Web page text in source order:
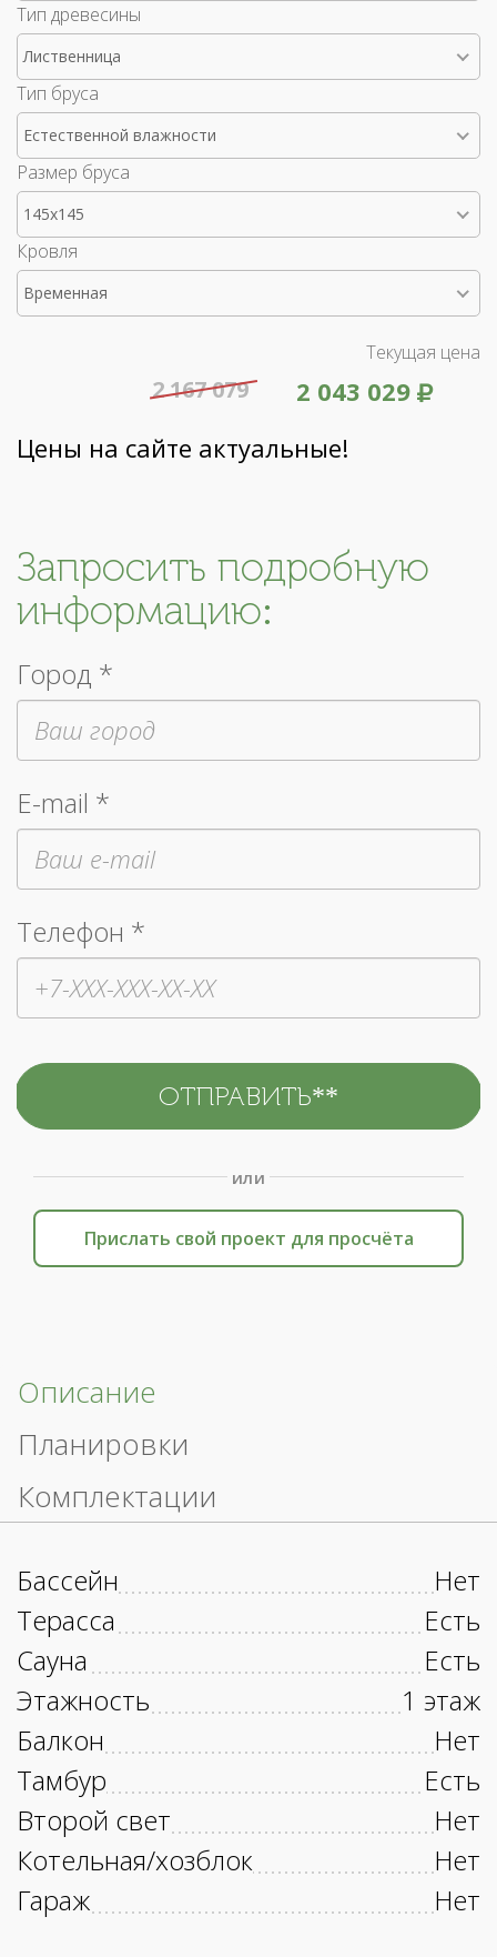
Тип древесины
Лиственница
Тип бруса
Естественной влажности
Размер бруса
145x145
Кровля
Временная
Текущая цена
2 043 029
2 167 079
Цены на сайте актуальные!
Запросить подробную
информацию:
Город *
E-mail *
Телефон *
или
Прислать свой проект для просчёта
Описание
Планировки
Комплектации
Бассейн
Нет
Терасса
Есть
Сауна
Есть
Этажность
1 этаж
Балкон
Нет
Тамбур
Есть
Второй свет
Нет
Котельная/хозблок
Нет
Гараж
Нет